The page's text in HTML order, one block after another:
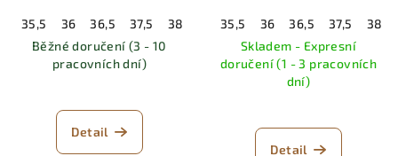
35,5 36 36,5 37,5 38 38,5 39 40 40,5 41 42
Běžné doručení (3 - 10
pracovních dní)
Detail
35,5 36 36,5 37,5 38
Skladem - Expresní
doručení (1 - 3 pracovních
dní)
Detail